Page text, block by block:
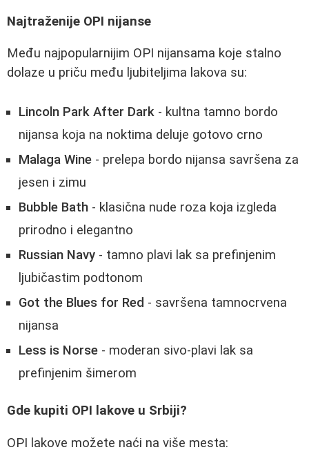
Najtraženije OPI nijanse
Među najpopularnijim OPI nijansama koje stalno
dolaze u priču među ljubiteljima lakova su:
Lincoln Park After Dark - kultna tamno bordo
nijansa koja na noktima deluje gotovo crno
Malaga Wine - prelepa bordo nijansa savršena za
jesen i zimu
Bubble Bath - klasična nude roza koja izgleda
prirodno i elegantno
Russian Navy - tamno plavi lak sa prefinjenim
ljubičastim podtonom
Got the Blues for Red - savršena tamnocrvena
nijansa
Less is Norse - moderan sivo-plavi lak sa
prefinjenim šimerom
Gde kupiti OPI lakove u Srbiji?
OPI lakove možete naći na više mesta: